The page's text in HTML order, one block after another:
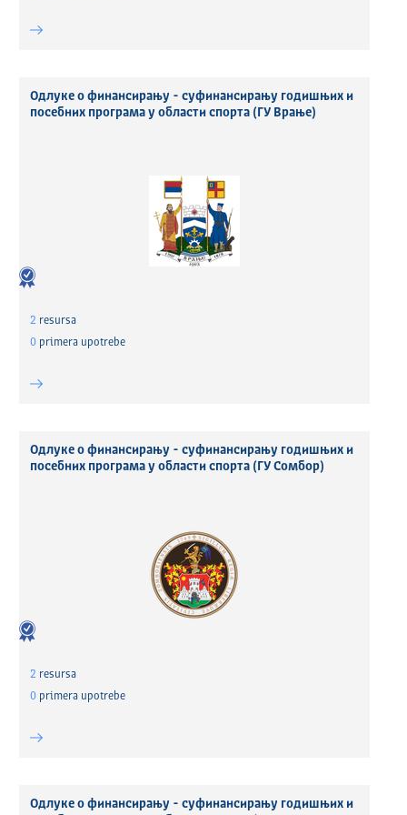
Одлуке о финансирању - суфинансирању годишњих и
посебних програма у области спорта (ГУ Врање)
2 resursa
0 primera upotrebe
Одлуке о финансирању - суфинансирању годишњих и
посебних програма у области спорта (ГУ Сомбор)
2 resursa
0 primera upotrebe
Одлуке о финансирању - суфинансирању годишњих и